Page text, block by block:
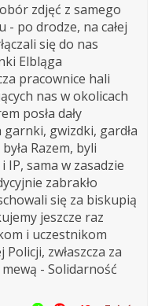
zdjęć z samego
po drodze, na całej
się do nas
Elbląga
pracownice hali
nas w okolicach
posła dały
gwizdki, gardła
Razem, byli
IP, sama w zasadzie
zabrakło
się za biskupią
jeszcze raz
i uczestnikom
zwłaszcza za
- Solidarność